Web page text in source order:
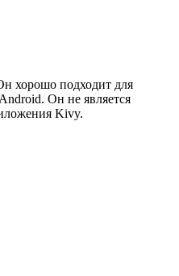
хорошо подходит для
Он не является
Kivy.